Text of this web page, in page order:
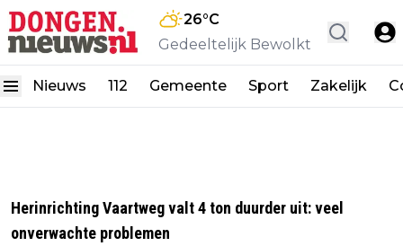
26°C
Gedeeltelijk Bewolkt
Nieuws 112 Gemeente Sport Zakelijk
Herinrichting Vaartweg valt 4 ton duurder uit: veel
onverwachte problemen